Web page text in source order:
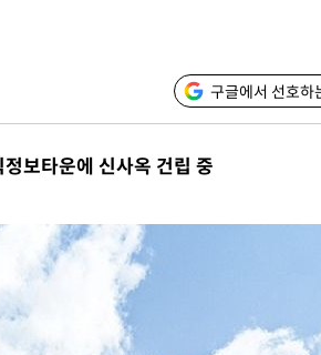
구글에서 선호하
보타운에 신사옥 건립 중